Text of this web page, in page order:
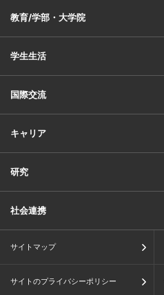
教育/学部・大学院
学生生活
国際交流
キャリア
研究
社会連携
サイトマップ
サイトのプライバシーポリシー